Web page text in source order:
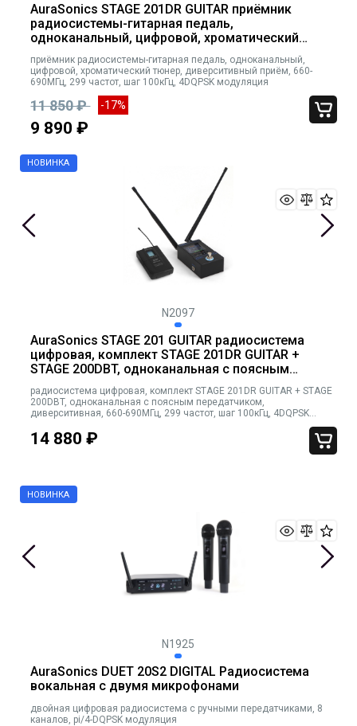
AuraSonics STAGE 201DR GUITAR приёмник
радиосистемы-гитарная педаль,
одноканальный, цифровой, хроматический
тюнер, диверситивный приём, 660-690МГц,
299 частот, шаг 100кГц, 4DQPSK модуляция
приёмник радиосистемы-гитарная педаль, одноканальный,
цифровой, хроматический тюнер, диверситивный приём, 660-
690МГц, 299 частот, шаг 100кГц, 4DQPSK модуляция
11 850 ₽ -17%
9 890 ₽
N2097
AuraSonics STAGE 201 GUITAR радиосистема
цифровая, комплект STAGE 201DR GUITAR +
STAGE 200DBT, одноканальная с поясным
передатчиком, диверситивная, 660-690МГц,
299 частот, шаг 100кГц, 4DQPSK модуляция
радиосистема цифровая, комплект STAGE 201DR GUITAR + STAGE
200DBT, одноканальная с поясным передатчиком,
диверситивная, 660-690МГц, 299 частот, шаг 100кГц, 4DQPSK
14 880 ₽
N1925
AuraSonics DUET 20S2 DIGITAL Радиосистема
вокальная с двумя микрофонами
двойная цифровая радиосистема с ручными передатчиками, 8
каналов, pi/4-DQPSK модуляция